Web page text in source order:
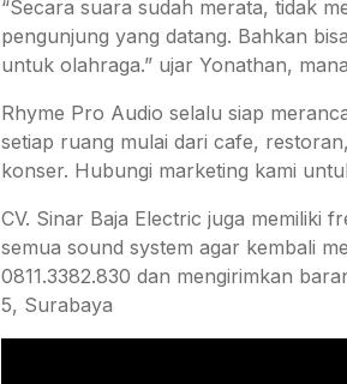
“Secara suara sudah merata, tidak
pengunjung yang datang. Bahkan
untuk olahraga.” ujar Yonathan,
Rhyme Pro Audio selalu siap
setiap ruang mulai dari cafe,
konser. Hubungi marketing kami
CV. Sinar Baja Electric juga memiliki
semua sound system agar kembali
0811.3382.830 dan mengirimkan
5, Surabaya